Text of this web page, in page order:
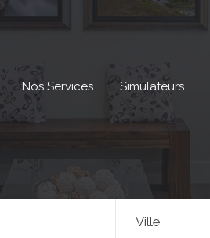
Nos Services Simulateurs
Ville